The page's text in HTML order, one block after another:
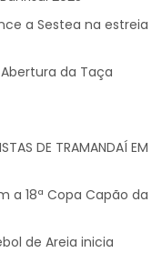
a Sestea na estreia
da Taça
DE TRAMANDAÍ EM
a 18ª Copa Capão da
de Areia inicia